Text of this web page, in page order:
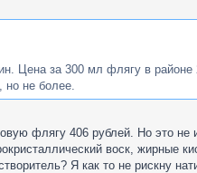
Цена за 300 мл флягу в районе
но не более.
флягу 406 рублей. Но это не
воск, жирные
Я как то не рискну